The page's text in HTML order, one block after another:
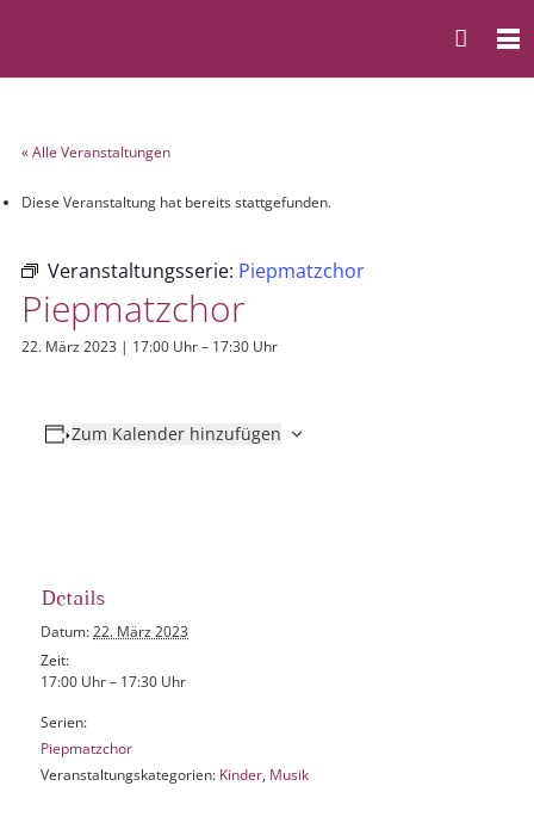
« Alle Veranstaltungen
Diese Veranstaltung hat bereits stattgefunden.
Veranstaltungsserie: Piepmatzchor
Piepmatzchor
22. März 2023 | 17:00 Uhr– 17:30 Uhr
Zum Kalender hinzufügen
Details
Datum: 22. März 2023
Zeit:
17:00 Uhr – 17:30 Uhr
Serien:
Piepmatzchor
Veranstaltungskategorien: Kinder, Musik